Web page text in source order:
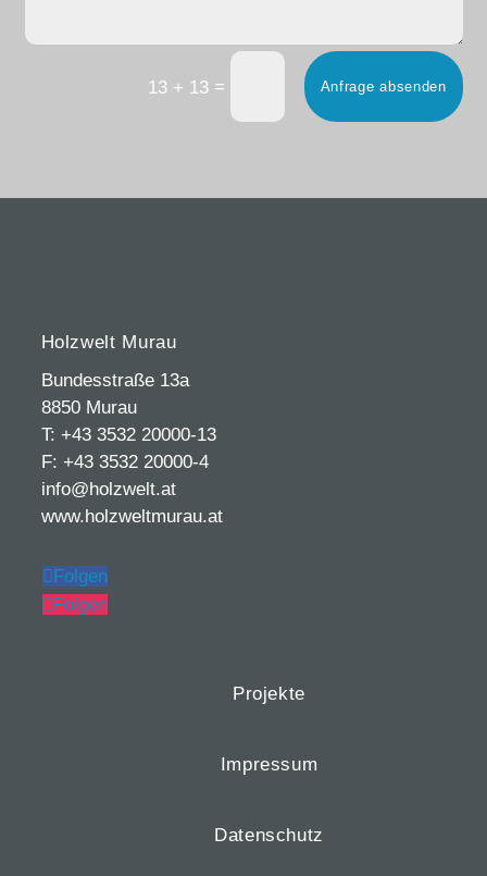
13 + 13= Anfrage absenden
Holzwelt Murau
Bundesstraße 13a
8850 Murau
T: +43 3532 20000-13
F: +43 3532 20000-4
info@holzwelt.at
www.holzweltmurau.at
Folgen
Folgen
Projekte
Impressum
Datenschutz